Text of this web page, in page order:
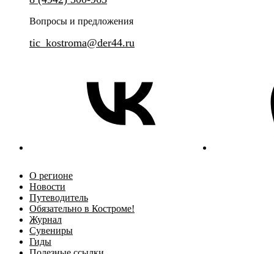
Вопросы и предложения
tic_kostroma@der44.ru
О регионе
Новости
Путеводитель
Обязательно в Костроме!
Журнал
Сувениры
Гиды